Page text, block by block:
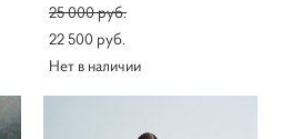
25 000 pуб.
22 500 pуб.
Нет в наличии